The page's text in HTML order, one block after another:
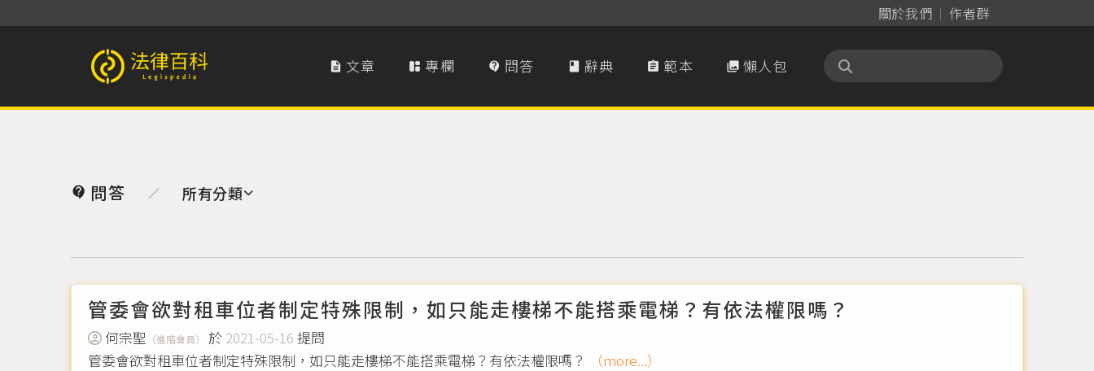
關於我們 作者群
法律百科 Legispedia  文章  專欄  問答  辭典  範本  懶人包
 問答 ／ 所有分類
管委會欲對租車位者制定特殊限制，如只能走樓梯不能搭乘電梯？有依法權限嗎？
何宗聖 （進階會員） 於 2021-05-16 提問
管委會欲對租車位者制定特殊限制，如只能走樓梯不能搭乘電梯？有依法權限嗎？
（more...）